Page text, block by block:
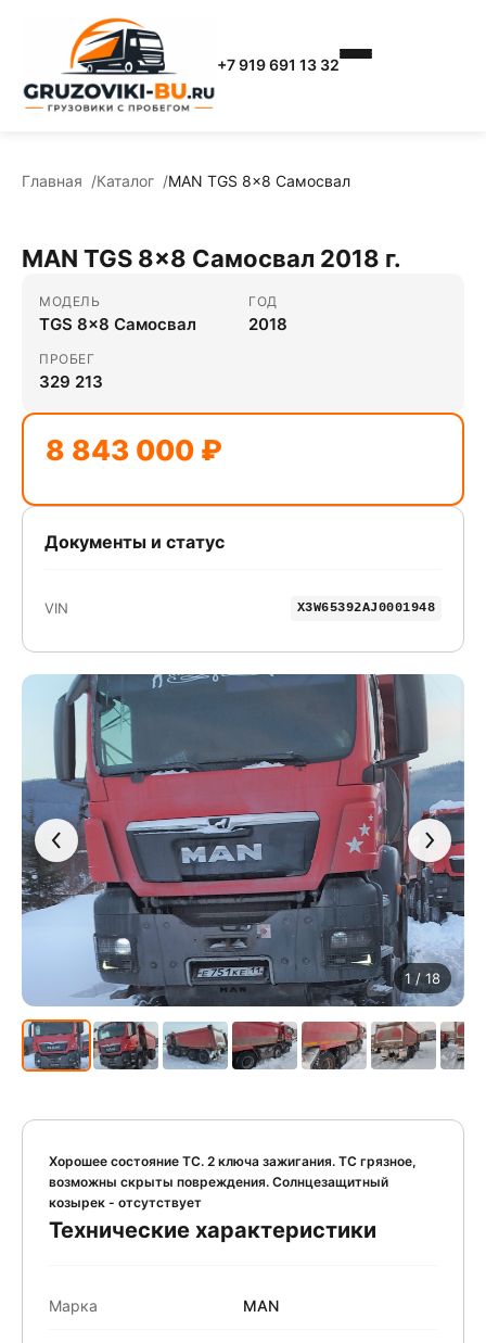
+7 919 691 13 32
Главная Каталог MAN TGS 8x8 Самосвал
1 / 18
Хорошее состояние ТС. 2 ключа зажигания. ТС грязное,
возможны скрыты повреждения. Солнцезащитный
козырек - отсутствует
Технические характеристики
Марка MAN
MAN TGS 8x8 Самосвал 2018 г.
МОДЕЛЬ
TGS 8x8 Самосвал
ГОД
2018
ПРОБЕГ
329 213
8 843 000 ₽
Документы и статус
VIN X3W65392AJ0001948